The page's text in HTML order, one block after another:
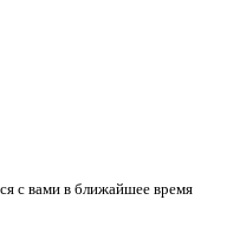
с вами в ближайшее время